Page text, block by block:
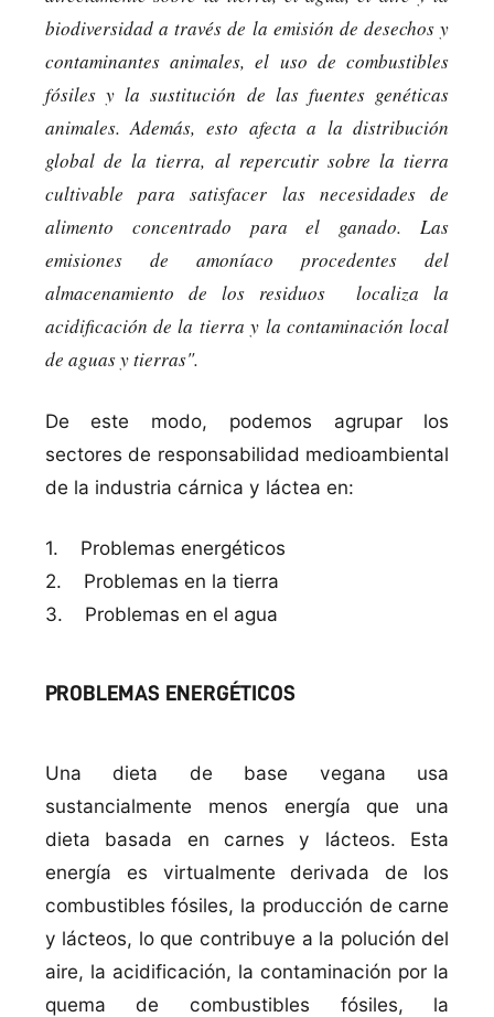
biodiversidad a través de la emisión de desechos y
contaminantes animales, el uso de combustibles
fósiles y la sustitución de las fuentes genéticas
animales. Además, esto afecta a la distribución
global de la tierra, al repercutir sobre la tierra
cultivable para satisfacer las necesidades de
alimento concentrado para el ganado. Las
emisiones de amoní­aco procedentes del
almacenamiento de los residuos localiza la
acidificación de la tierra y la contaminación local
de aguas y tierras".
De este modo, podemos agrupar los
sectores de responsabilidad medioambiental
de la industria cárnica y láctea en:
1. Problemas energéticos
2. Problemas en la tierra
3. Problemas en el agua
PROBLEMAS ENERGÉTICOS
Una dieta de base vegana usa
sustancialmente menos energí­a que una
dieta basada en carnes y lácteos. Esta
energí­a es virtualmente derivada de los
combustibles fósiles, la producción de carne
y lácteos, lo que contribuye a la polución del
aire, la acidificación, la contaminación por la
quema de combustibles fósiles, la